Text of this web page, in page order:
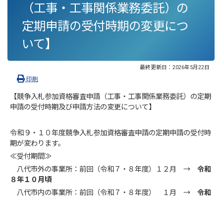
（工事・工事関係業務委託）の
定期申請の受付時期の変更につ
いて】
最終更新日： 2026年5月22日
印刷
【競争入札参加資格審査申請（工事・工事関係業務委託）の定期
申請の受付時期及び申請方法の変更について】
令和９・１０年度競争入札参加資格審査申請の定期申請の受付時
期が変わります。
≪受付期間≫
八代市外の事業所：前回（令和７・８年度）１２月 →令和
８年１０月頃
八代市内の事業所：前回（令和７・８年度） １月 →令和